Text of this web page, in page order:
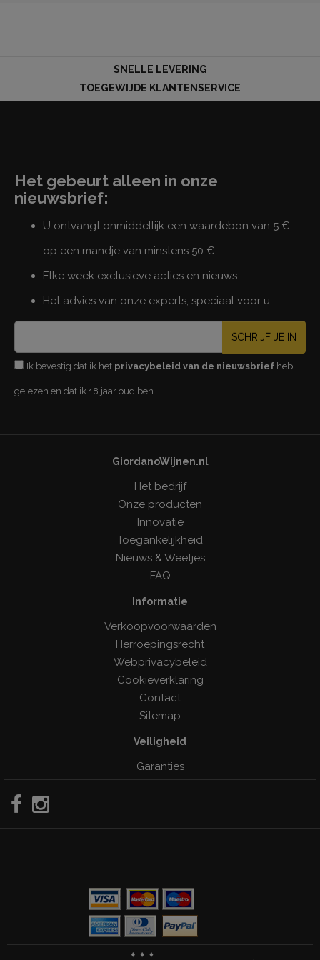
SNELLE LEVERING
TOEGEWIJDE KLANTENSERVICE
Het gebeurt alleen in onze
nieuwsbrief:
U ontvangt onmiddellijk een waardebon van 5 €
op een mandje van minstens 50 €.
Elke week exclusieve acties en nieuws
Het advies van onze experts, speciaal voor u
SCHRIJF JE IN
Ik bevestig dat ik het privacybeleid van de nieuwsbrief heb
gelezen en dat ik 18 jaar oud ben.
GiordanoWijnen.nl
Het bedrijf
Onze producten
Innovatie
Toegankelijkheid
Nieuws & Weetjes
FAQ
Informatie
Verkoopvoorwaarden
Herroepingsrecht
Webprivacybeleid
Cookieverklaring
Contact
Sitemap
Veiligheid
Garanties